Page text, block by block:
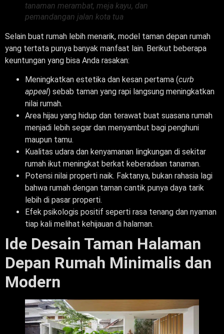
tanaman merambat, meja kayu, dan
pemandangan jalan kota tua
Selain buat rumah lebih menarik, model taman depan rumah
yang tertata punya banyak manfaat lain. Berikut beberapa
keuntungan yang bisa Anda rasakan:
Meningkatkan estetika dan kesan pertama (curb
appeal) sebab taman yang rapi langsung meningkatkan
nilai rumah.
Area hijau yang hidup dan terawat buat suasana rumah
menjadi lebih segar dan menyambut bagi penghuni
maupun tamu.
Kualitas udara dan kenyamanan lingkungan di sekitar
rumah ikut meningkat berkat keberadaan tanaman.
Potensi nilai properti naik. Faktanya, bukan rahasia lagi
bahwa rumah dengan taman cantik punya daya tarik
lebih di pasar properti.
Efek psikologis positif seperti rasa tenang dan nyaman
tiap kali melihat kehijauan di halaman.
Ide Desain Taman Halaman
Depan Rumah Minimalis dan
Modern